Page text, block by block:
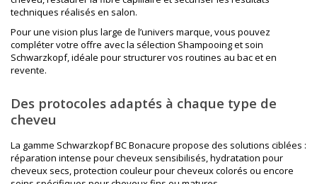
techniques réalisés en salon.
Pour une vision plus large de l’univers marque, vous pouvez
compléter votre offre avec la sélection Shampooing et soin
Schwarzkopf, idéale pour structurer vos routines au bac et en
revente.
Des protocoles adaptés à chaque type de
cheveu
La gamme Schwarzkopf BC Bonacure propose des solutions ciblées :
réparation intense pour cheveux sensibilisés, hydratation pour
cheveux secs, protection couleur pour cheveux colorés ou encore